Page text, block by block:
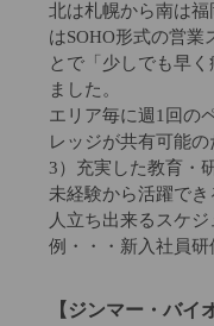
北は札幌から南は
はSOHO形式の営
とで「少しでも早
ました。
エリア毎に週1回の
レッジが共有可能
3）充実した教育・
未経験から活躍で
人立ち出来るスケ
例・・・新入社員研
【ジンマー・バイ